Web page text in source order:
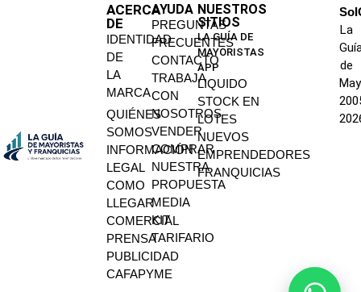
ACERCA
DE
IDENTIDAD
DE
LA
MARCA
QUIÉNES
SOMOS
INFORMACIÓN
LEGAL
COMO
LLEGAR
COMERCIAL
PRENSA
PUBLICIDAD
CAFAPYME
AYUDA
PREGUNTAS
FRECUENTES
CONTACTO
TRABAJA
CON
NOSOTROS
VENDER
COMPRAR
NUESTRA
PROPUESTA
MEDIA
KIT
TARIFARIO
NUESTROS
SITIOS
LA GUÍA DE
MAYORISTAS
APP
LIQUIDO
STOCK EN
LOTES
NUEVOS
EMPRENDEDORES
FRANQUICIAS
La
de